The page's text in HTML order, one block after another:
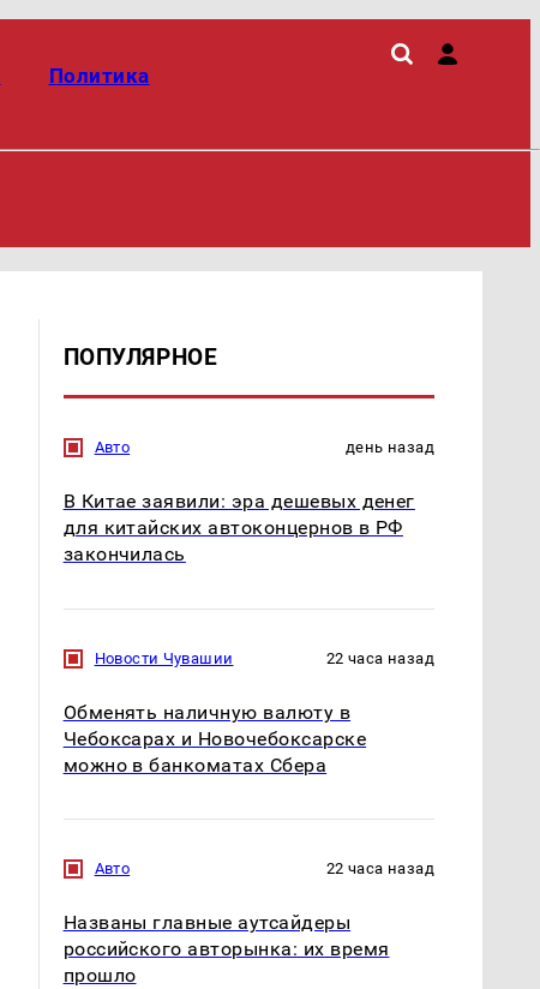
Политика
ПОПУЛЯРНОЕ
Авто день назад
В Китае заявили: эра дешевых денег
для китайских автоконцернов в РФ
закончилась
Новости Чувашии 22 часа назад
Обменять наличную валюту в
Чебоксарах и Новочебоксарске
можно в банкоматах Сбера
Авто 22 часа назад
Названы главные аутсайдеры
российского авторынка: их время
прошло